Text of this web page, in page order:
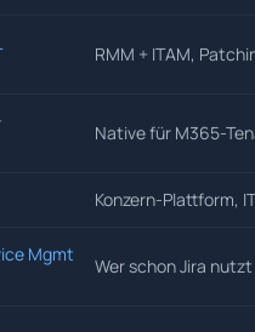
RMM + ITAM,
Native für M365-
Konzern-Plattform,
Mgmt
Wer schon Jira nutzt